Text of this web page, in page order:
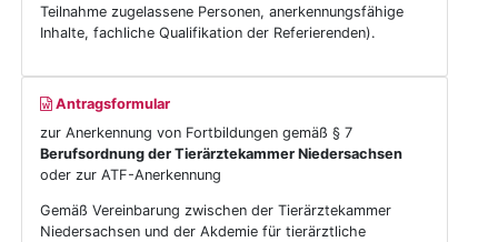
Teilnahme zugelassene Personen, anerkennungsfähige
Inhalte, fachliche Qualifikation der Referierenden).
Antragsformular
zur Anerkennung von Fortbildungen gemäß § 7
Berufsordnung der Tierärztekammer Niedersachsen
oder zur ATF-Anerkennung
Gemäß Vereinbarung zwischen der Tierärztekammer
Niedersachsen und der Akdemie für tierärztliche